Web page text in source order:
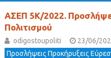
ΑΣΕΠ 5Κ/2022.
Πολιτισμού
odigostoupoliti
23/06/
Προσλήψεις Προκήρυξεις